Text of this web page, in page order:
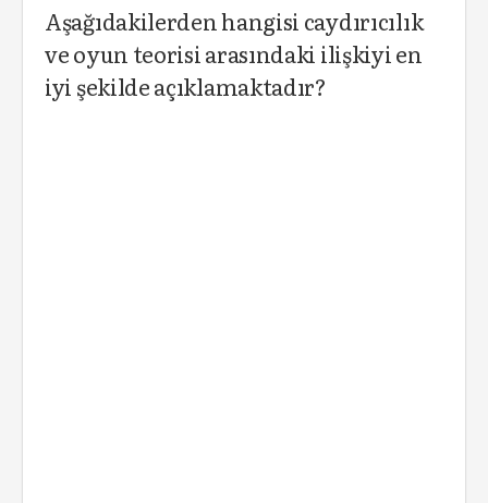
Aşağıdakilerden hangisi caydırıcılık
ve oyun teorisi arasındaki ilişkiyi en
iyi şekilde açıklamaktadır?